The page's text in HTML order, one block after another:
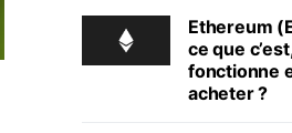
Ethereum
ce que
fonctionne
acheter ?